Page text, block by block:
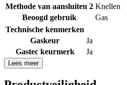
Methode van aansluiten 2 Knellen
Beoogd gebruik
Gas
Technische kenmerken
Gaskeur
Ja
Gastec keurmerk
Ja
Lees meer